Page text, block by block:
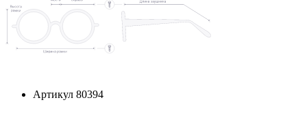
Артикул 80394